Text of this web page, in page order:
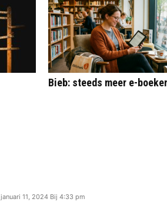
Bieb: steeds meer e-
januari 11, 2024 Bij 4:33 pm